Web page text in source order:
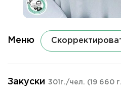
Меню
Закуски 301г./чел. (19 660